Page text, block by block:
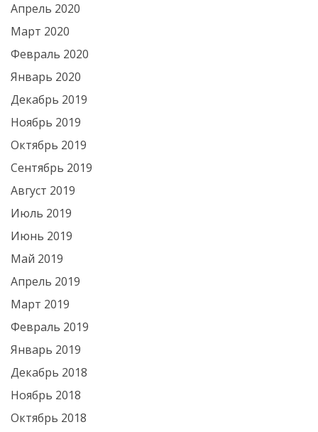
Апрель 2020
Март 2020
Февраль 2020
Январь 2020
Декабрь 2019
Ноябрь 2019
Октябрь 2019
Сентябрь 2019
Август 2019
Июль 2019
Июнь 2019
Май 2019
Апрель 2019
Март 2019
Февраль 2019
Январь 2019
Декабрь 2018
Ноябрь 2018
Октябрь 2018